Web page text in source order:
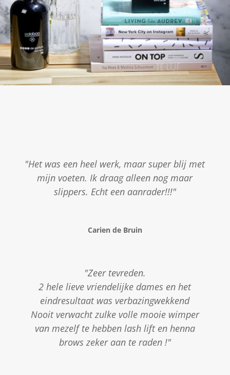
"Het was een heel werk, maar super blij met
mijn voeten. Ik draag alleen nog maar
slippers. Echt een aanrader!!!"
Carien de Bruin
"Zeer tevreden.
2 hele lieve vriendelijke dames en het
eindresultaat was verbazingwekkend
Nooit verwacht zulke volle mooie wimper
van mezelf te hebben lash lift en henna
brows zeker aan te raden !"